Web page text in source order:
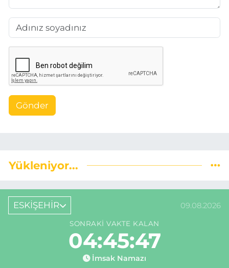
Gönder
Yükleniyor...
ESKİŞEHİR 09.08.2026
SONRAKI VAKTE KALAN
04:45:46
İmsak Namazı